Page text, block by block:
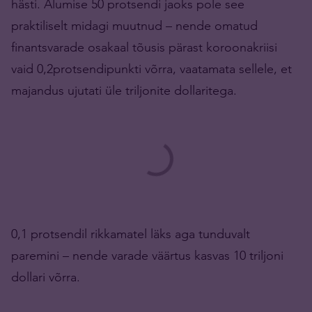
hästi. Alumise 50 protsendi jaoks pole see
praktiliselt midagi muutnud – nende omatud
finantsvarade osakaal tõusis pärast koroonakriisi
vaid 0,2protsendipunkti võrra, vaatamata sellele, et
majandus ujutati üle triljonite dollaritega.
0,1 protsendil rikkamatel läks aga tunduvalt
paremini – nende varade väärtus kasvas 10 triljoni
dollari võrra.